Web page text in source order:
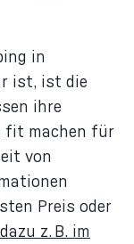
in
ist, ist die
ihre
fit machen für
von
Preis oder
z. B. im